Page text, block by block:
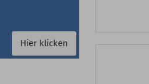
Hier klicken